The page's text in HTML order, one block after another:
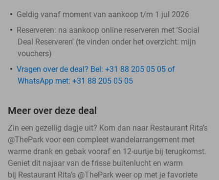
Geldig vanaf moment van aankoop t/m 1 jul 2026
Reserveren: na aankoop online reserveren met 'Social
Deal Reserveren' (te vinden onder het overzicht: mijn
vouchers)
Vragen over de deal? Bel: +31 88 205 05 05 of
WhatsApp met: +31 88 205 05 05
Meer over deze deal
Zin een gezellig dagje uit? Kom dan naar Restaurant Rita’s
@ThePark voor een compleet wandelarrangement met
warme drank en gebak vooraf en 12-uurtje bij terugkomst.
Geniet dit najaar van de frisse buitenlucht en warm
bij Restaurant Rita’s @ThePark weer op met je favoriete